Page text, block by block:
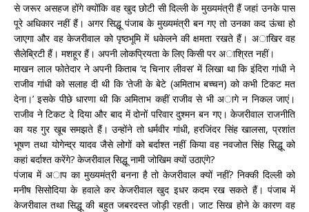
से जरूर असहज होंगे क्योंकि वह खुद छोटी सी दिल्ली के मुख्यमंत्री हैं जहां उनके पास
पूरे अधिकार नहीं हैं। अगर सिद्धू पंजाब के मुख्यमंत्री बन गए तो उनका कद ऊंचा हो
जाएगा और वह केजरीवाल को पृष्ठभूमि में धकेलने की क्षमता रखते हैं। अाखिर वह
सैलेब्रिटी हैं। मशहूर हैं। अपनी लोकप्रियता के लिए किसी पर अाश्रित नहीं।
माखन लाल फोतेदार ने अपनी किताब ‘द चिनार लीवस’ में लिखा था कि इंदिरा गांधी ने
राजीव गांधी को सलाह दी थी कि ‘तेजी के बेटे (अमिताभ बच्चन) को कभी टिकट मत
देना।’ इसके पीछे धारणा थी कि अमिताभ कहीं राजीव से भी अागे न निकल जाएं।
राजीव ने टिकट दे दिया और बाद में दोनों परिवार दुश्मन बन गए। केजरीवाल राजनीति
का यह गुर खूब समझते हैं। उन्होंने तो धर्मवीर गांधी, हरजिंदर सिंह खालसा, प्रशांत
भूषण तथा योगेन्द्र यादव जैसे लोगों को बर्दाश्त नहीं किया वह नवजोत सिंह सिद्धू को
कहां बर्दाश्त करेंगे? केजरीवाल सिद्धू नामी जोखिम क्यों उठाएंगे?
पंजाब में अाप का मुख्यमंत्री बनना है तो केजरीवाल क्यों नहीं? निक्की दिल्ली को
मनीष सिसोदिया के हवाले कर केजरीवाल खुद इधर कदम रख सकते हैं। पंजाब में
केजरीवाल तथा सिद्धू की बहुत जबरदस्त जोड़ी रहती। जाट सिख होने के कारण वह